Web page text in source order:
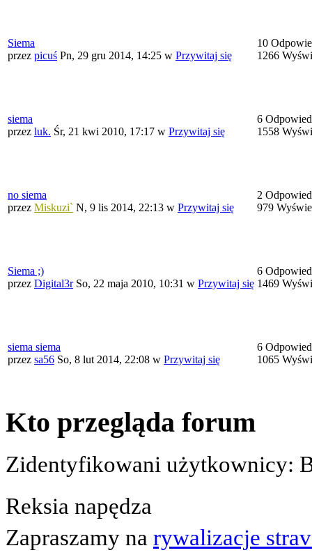
Siema
przez picuś Pn, 29 gru 2014, 14:25 w Przywitaj się
10
1266
siema
przez luk. Śr, 21 kwi 2010, 17:17 w Przywitaj się
6
1558
no siema
przez Miskuzi` N, 9 lis 2014, 22:13 w Przywitaj się
2
979
Siema ;)
przez Digital3r So, 22 maja 2010, 10:31 w Przywitaj się
6
1469
siema siema
przez sa56 So, 8 lut 2014, 22:08 w Przywitaj się
6
1065
Kto przegląda forum
Zidentyfikowani użytkownicy:
Reksia napędza
Zapraszamy na rywalizacje